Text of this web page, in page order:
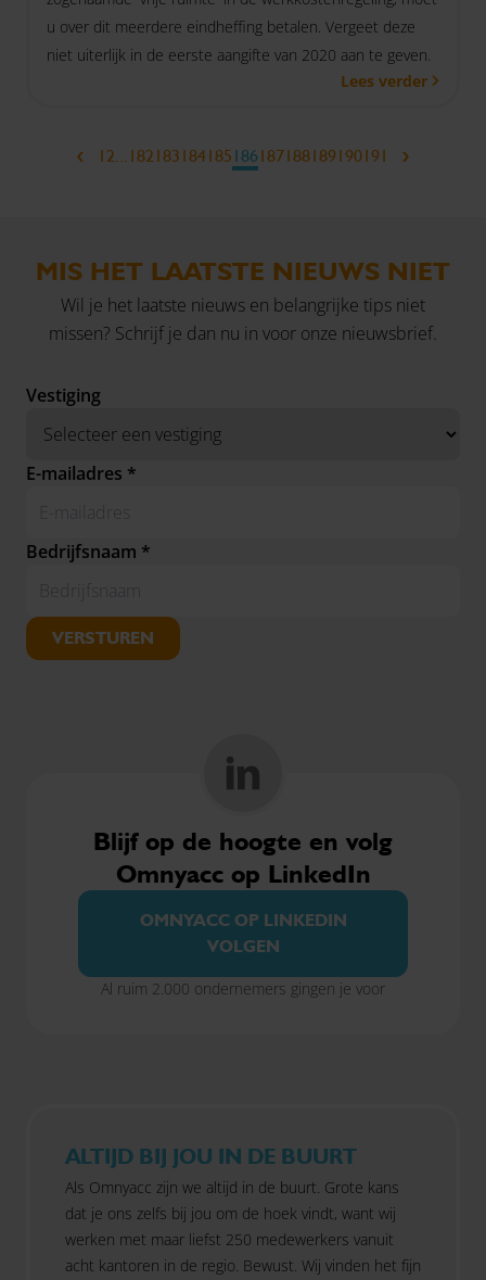
u over dit meerdere eindheffing betalen. Vergeet deze
niet uiterlijk in de eerste aangifte van 2020 aan te geven.
Lees verder
‹ 1 2... 182183 184185 186 187188189190191 ›
MIS HET LAATSTE NIEUWS NIET
Wil je het laatste nieuws en belangrijke tips niet
missen? Schrijf je dan nu in voor onze nieuwsbrief.
Vestiging
E-mailadres *
Bedrijfsnaam *
VERSTUREN
Blijf op de hoogte en volg
Omnyacc op LinkedIn
OMNYACC OP LINKEDIN
VOLGEN
Al ruim 2.000 ondernemers gingen je voor
ALTIJD BIJ JOU IN DE BUURT
Als Omnyacc zijn we altijd in de buurt. Grote kans
dat je ons zelfs bij jou om de hoek vindt, want wij
werken met maar liefst 250 medewerkers vanuit
acht kantoren in de regio. Bewust. Wij vinden het fijn